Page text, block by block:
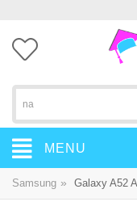
MENU
Samsung » Galaxy A52